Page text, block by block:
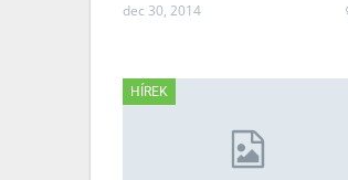
dec 30, 2014
HÍREK